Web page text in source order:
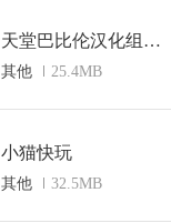
天堂巴比伦汉化组游戏直装版
其他 25.4MB
小猫快玩
其他 32.5MB